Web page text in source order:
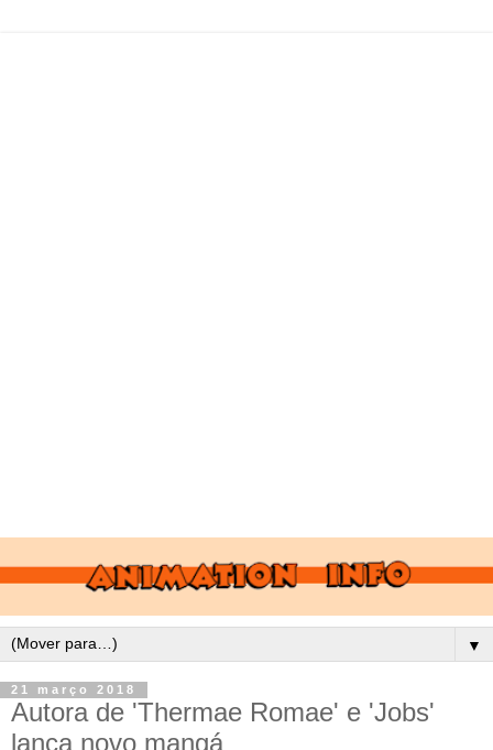
▼
21 março 2018
Autora de 'Thermae Romae' e 'Jobs'
lança novo mangá